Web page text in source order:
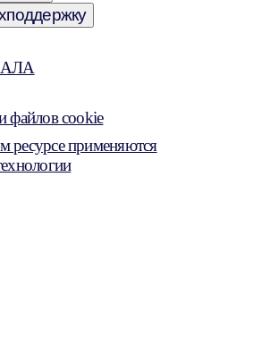
файлов cookie
ресурсе применяются